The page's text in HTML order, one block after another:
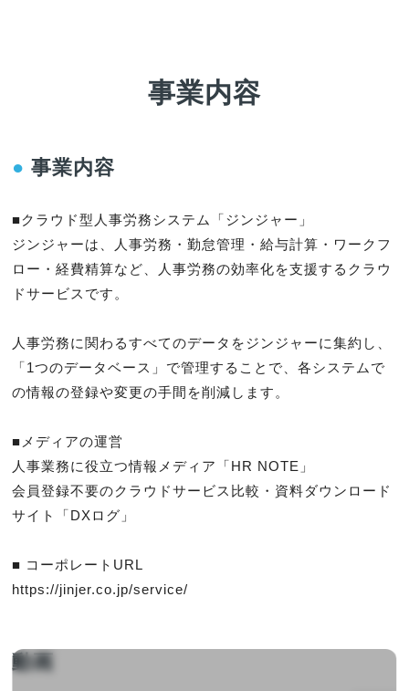
事業内容
● 事業内容
■クラウド型人事労務システム「ジンジャー」
ジンジャーは、人事労務・勤怠管理・給与計算・ワークフ
ロー・経費精算など、人事労務の効率化を支援するクラウ
ドサービスです。
人事労務に関わるすべてのデータをジンジャーに集約し、
「1つのデータベース」で管理することで、各システムで
の情報の登録や変更の手間を削減します。
■メディアの運営
人事業務に役立つ情報メディア「HR NOTE」
会員登録不要のクラウドサービス比較・資料ダウンロード
サイト「DXログ」
■ コーポレートURL
https://jinjer.co.jp/service/
動画